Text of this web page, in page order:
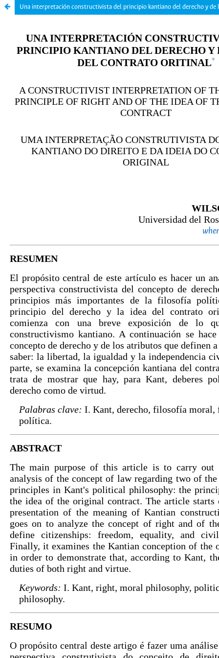
Una interpretación constructivista del principio kantiano del derecho y